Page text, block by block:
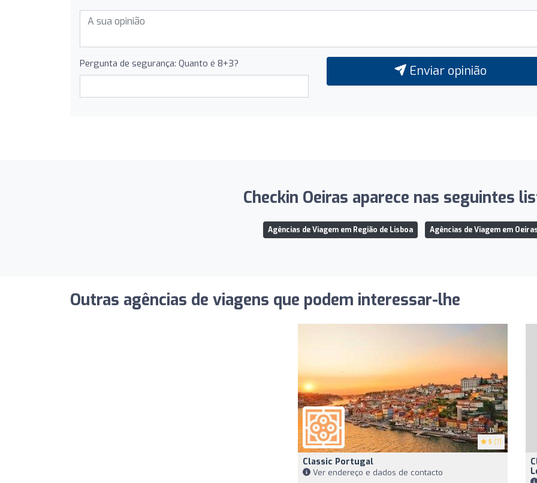
Pergunta de segurança: Quanto é 8+3? Enviar opinião
Checkin Oeiras aparece nas seguintes
Agências de Viagem em Região de Lisboa Agências de Viagem em
Outras agências de viagens que podem interessar-lhe
5 (7)
Classic Portugal
Ver endereço e dados de contacto